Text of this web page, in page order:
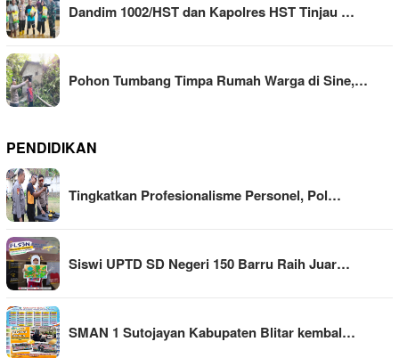
Dandim 1002/HST dan Kapolres HST Tinjau …
Pohon Tumbang Timpa Rumah Warga di Sine,…
PENDIDIKAN
Tingkatkan Profesionalisme Personel, Pol…
Siswi UPTD SD Negeri 150 Barru Raih Juar…
SMAN 1 Sutojayan Kabupaten Blitar kembal…